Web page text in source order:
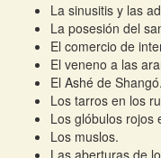
La sinusitis y las
La posesión del
El comercio de
El veneno a las
El Ashé de Shangó.
Los tarros en los
Los glóbulos rojos
Los muslos.
Las aberturas de